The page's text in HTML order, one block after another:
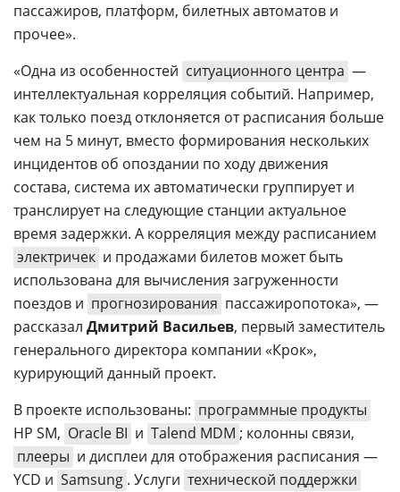
пассажиров, платформ, билетных автоматов и
прочее».
«Одна из особенностей ситуационного центра —
интеллектуальная корреляция событий. Например,
как только поезд отклоняется от расписания больше
чем на 5 минут, вместо формирования нескольких
инцидентов об опоздании по ходу движения
состава, система их автоматически группирует и
транслирует на следующие станции актуальное
время задержки. А корреляция между расписанием
электричек и продажами билетов может быть
использована для вычисления загруженности
поездов и прогнозирования пассажиропотока», —
рассказал Дмитрий Васильев, первый заместитель
генерального директора компании «Крок»,
курирующий данный проект.
В проекте использованы: программные продукты
HP SM, Oracle BI и Talend MDM ; колонны связи,
плееры и дисплеи для отображения расписания —
YCD и Samsung . Услуги технической поддержки